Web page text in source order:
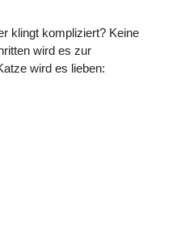
klingt kompliziert? Keine
wird es zur
wird es lieben: